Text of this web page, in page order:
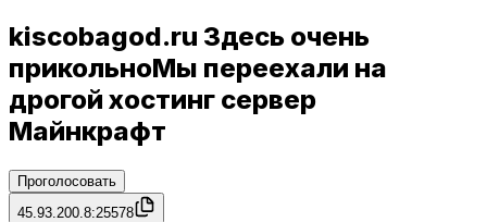
kiscobagod.ru Здесь очень
прикольноМы переехали на
дрогой хостинг сервер
Майнкрафт
Проголосовать
45.93.200.8:25578